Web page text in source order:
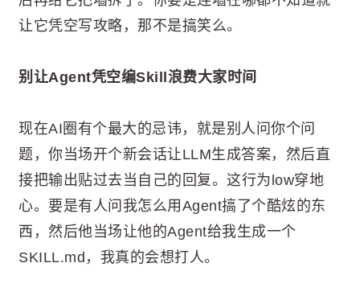
让它凭空写攻略，那不是搞笑么。
别让Agent凭空编Skill浪费大家时间
现在AI圈有个最大的忌讳，就是别人问你个问
题，你当场开个新会话让LLM生成答案，然后直
接把输出贴过去当自己的回复。这行为low穿地
心。要是有人问我怎么用Agent搞了个酷炫的东
西，然后他当场让他的Agent给我生成一个
SKILL.md，我真的会想打人。